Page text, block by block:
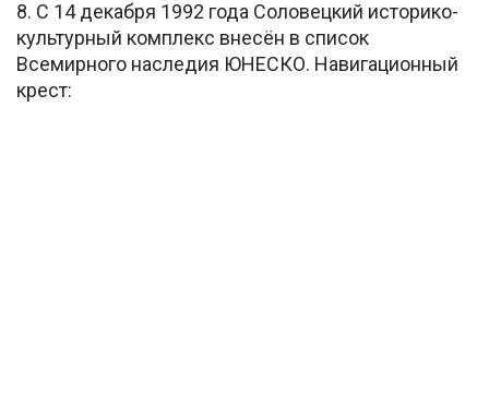
8. С 14 декабря 1992 года Соловецкий историко-
культурный комплекс внесён в список
Всемирного наследия ЮНЕСКО. Навигационный
крест: